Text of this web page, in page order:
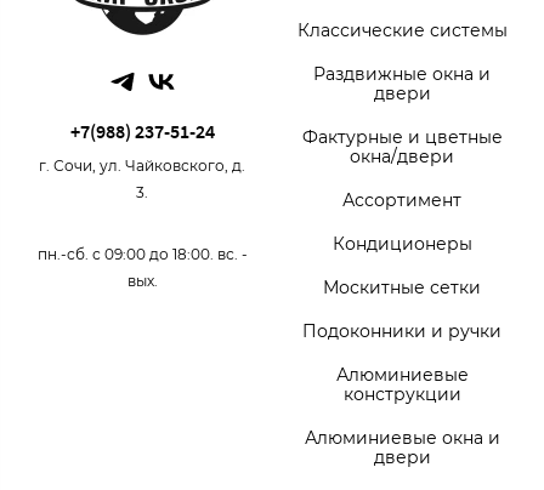
+7(988) 237-51-24
г. Сочи, ул. Чайковского, д.
3.
пн.-сб. с 09:00 до 18:00. вс. -
вых.
Классические системы
Раздвижные окна и
двери
Фактурные и цветные
окна/двери
Ассортимент
Кондиционеры
Москитные сетки
Подоконники и ручки
Алюминиевые
конструкции
Алюминиевые окна и
двери